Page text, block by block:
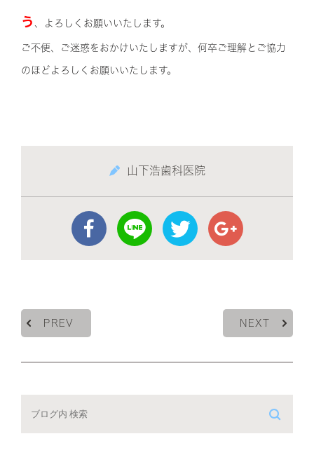
う 、よろしくお願いいたします。
ご不便、ご迷惑をおかけいたしますが、何卒ご理解とご協力
のほどよろしくお願いいたします。
山下浩歯科医院
PREV NEXT